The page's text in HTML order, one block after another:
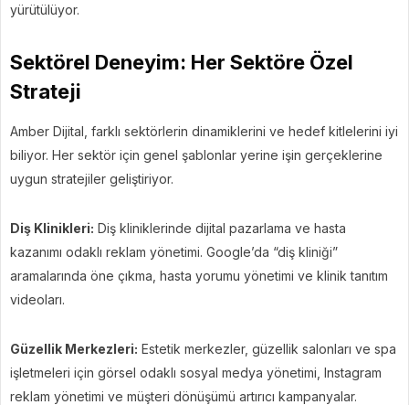
yürütülüyor.
Sektörel Deneyim: Her Sektöre Özel
Strateji
Amber Dijital, farklı sektörlerin dinamiklerini ve hedef kitlelerini iyi
biliyor. Her sektör için genel şablonlar yerine işin gerçeklerine
uygun stratejiler geliştiriyor.
Diş Klinikleri: Diş kliniklerinde dijital pazarlama ve hasta
kazanımı odaklı reklam yönetimi. Google’da “diş kliniği”
aramalarında öne çıkma, hasta yorumu yönetimi ve klinik tanıtım
videoları.
Güzellik Merkezleri: Estetik merkezler, güzellik salonları ve spa
işletmeleri için görsel odaklı sosyal medya yönetimi, Instagram
reklam yönetimi ve müşteri dönüşümü artırıcı kampanyalar.